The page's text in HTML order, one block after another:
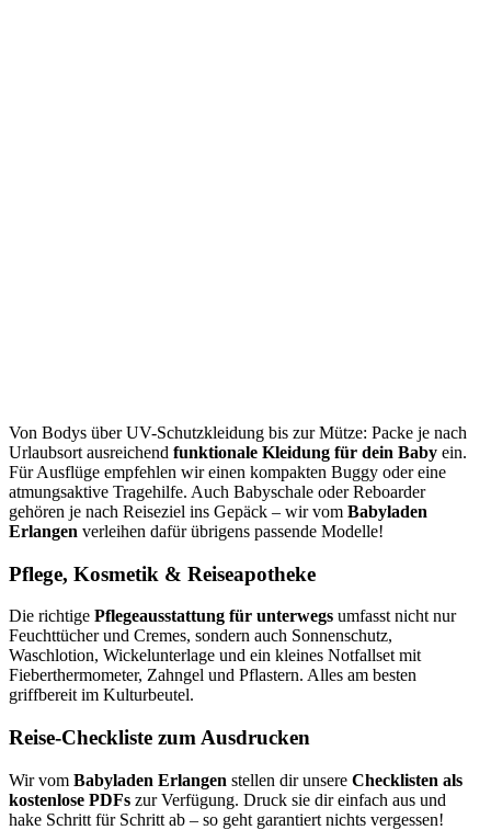
Von Bodys über UV-Schutzkleidung bis zur Mütze: Packe je nach
Urlaubsort ausreichend funktionale Kleidung für dein Baby ein.
Für Ausflüge empfehlen wir einen kompakten Buggy oder eine
atmungsaktive Tragehilfe. Auch Babyschale oder Reboarder
gehören je nach Reiseziel ins Gepäck – wir vom Babyladen
Erlangen verleihen dafür übrigens passende Modelle!
Pflege, Kosmetik & Reiseapotheke
Die richtige Pflegeausstattung für unterwegs umfasst nicht nur
Feuchttücher und Cremes, sondern auch Sonnenschutz,
Waschlotion, Wickelunterlage und ein kleines Notfallset mit
Fieberthermometer, Zahngel und Pflastern. Alles am besten
griffbereit im Kulturbeutel.
Reise-Checkliste zum Ausdrucken
Wir vom Babyladen Erlangen stellen dir unsere Checklisten als
kostenlose PDFs zur Verfügung. Druck sie dir einfach aus und
hake Schritt für Schritt ab – so geht garantiert nichts vergessen!